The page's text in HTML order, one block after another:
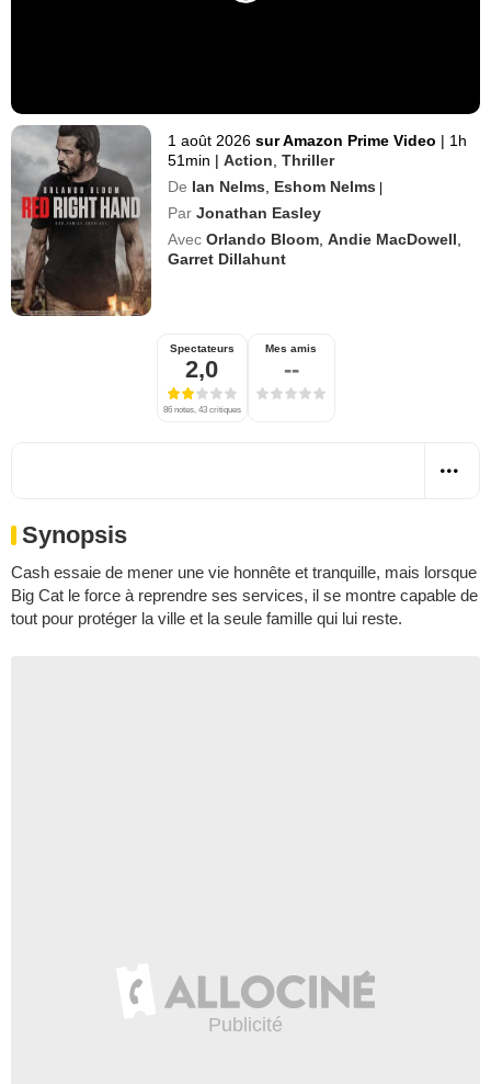
1 août 2026 sur Amazon Prime Video | 1h
51min | Action ,Thriller
De Ian Nelms Eshom Nelms |
Par Jonathan Easley
Avec Orlando Bloom ,Andie MacDowell
Garret Dillahunt
Spectateurs
2,0
86 notes, 43 critiques
Mes amis
--
Synopsis
Cash essaie de mener une vie honnête et tranquille, mais lorsque
Big Cat le force à reprendre ses services, il se montre capable de
tout pour protéger la ville et la seule famille qui lui reste.